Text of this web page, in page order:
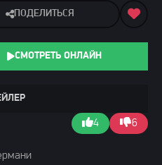
4 6
ПОДЕЛИТЬСЯ
СМОТРЕТЬ ОНЛАЙН